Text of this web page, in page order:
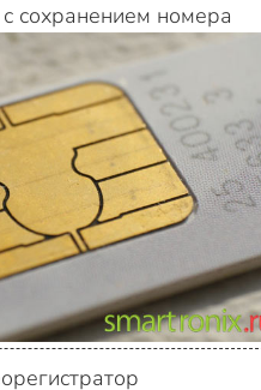
сохранением номера